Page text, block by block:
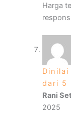
Harga
Dinilai
dari 5
Rani
2025